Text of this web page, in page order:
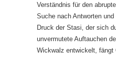
Verständnis für den
Suche nach Antworten
Druck der Stasi, der sich
unvermutete Auftauchen
Wickwalz entwickelt, fängt